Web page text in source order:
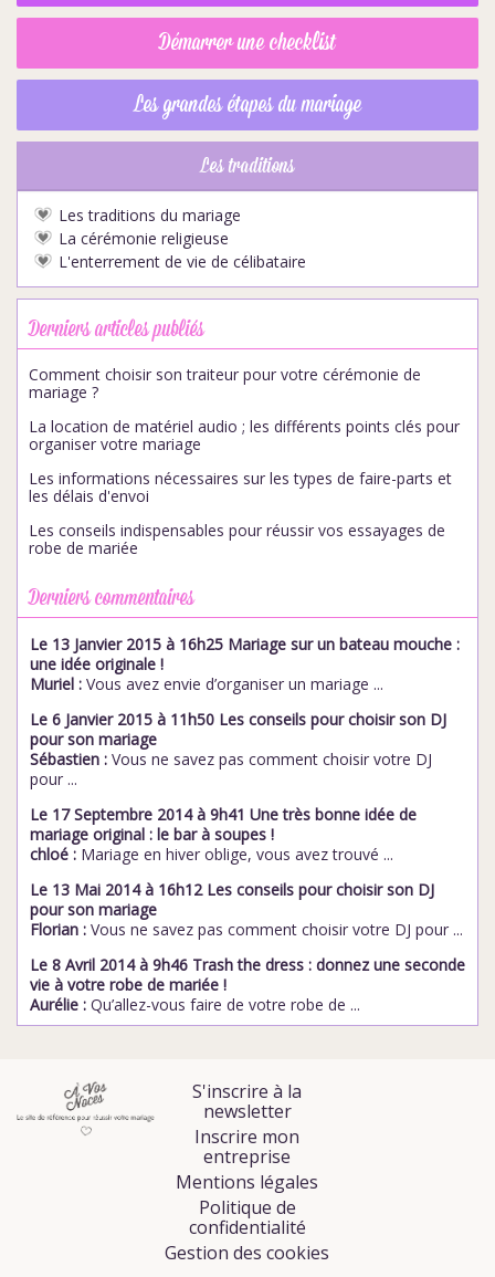
Démarrer une checklist
Les grandes étapes du mariage
Les traditions
Les traditions du mariage
La cérémonie religieuse
L'enterrement de vie de célibataire
Derniers articles publiés
Comment choisir son traiteur pour votre cérémonie de
mariage ?
La location de matériel audio ; les différents points clés pour
organiser votre mariage
Les informations nécessaires sur les types de faire-parts et
les délais d'envoi
Les conseils indispensables pour réussir vos essayages de
robe de mariée
Derniers commentaires
Le 13 Janvier 2015 à 16h25 Mariage sur un bateau mouche :
une idée originale !
Muriel : Vous avez envie d’organiser un mariage ...
Le 6 Janvier 2015 à 11h50 Les conseils pour choisir son DJ
pour son mariage
Sébastien : Vous ne savez pas comment choisir votre DJ
pour ...
Le 17 Septembre 2014 à 9h41 Une très bonne idée de
mariage original : le bar à soupes !
chloé : Mariage en hiver oblige, vous avez trouvé ...
Le 13 Mai 2014 à 16h12 Les conseils pour choisir son DJ
pour son mariage
Florian : Vous ne savez pas comment choisir votre DJ pour ...
Le 8 Avril 2014 à 9h46 Trash the dress : donnez une seconde
vie à votre robe de mariée !
Aurélie : Qu’allez-vous faire de votre robe de ...
S'inscrire à la
newsletter
Inscrire mon
entreprise
Mentions légales
Politique de
confidentialité
Gestion des cookies